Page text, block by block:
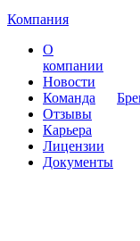
Компания
О
компании
Новости
Команда
Отзывы
Карьера
Лицензии
Документы